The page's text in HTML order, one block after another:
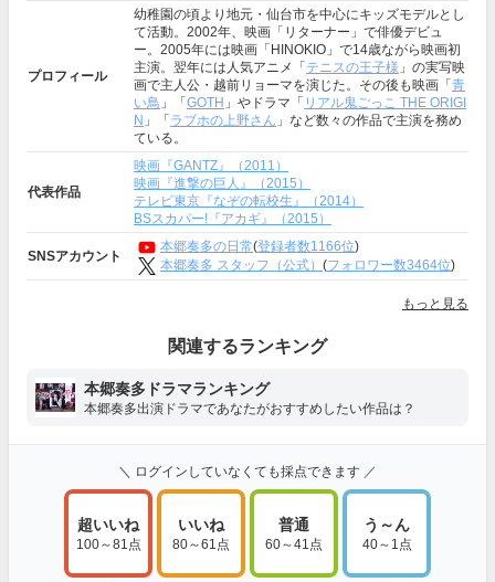
プロフィール
幼稚園の頃より地元・仙台市を中心にキッズモデルとし
て活動。2002年、映画「リターナー」で俳優デビュ
ー。2005年には映画「HINOKIO」で14歳ながら映画初
主演。翌年には人気アニメ「 テニスの王子様 」の実写映
画で主人公・越前リョーマを演じた。その後も映画「 青
い鳥 」「 GOTH 」やドラマ「 リアル鬼ごっこ THE ORIGI
N 」「 ラブホの上野さん 」など数々の作品で主演を務め
ている。
代表作品
映画『GANTZ』（2011）
映画『進撃の巨人』（2015）
テレビ東京『なぞの転校生』（2014）
BSスカパー!『アカギ』（2015）
SNSアカウント
本郷奏多の日常(登録者数1166位)
本郷奏多 スタッフ（公式） (フォロワー数3464位)
もっと見る
関連するランキング
本郷奏多ドラマランキング
本郷奏多出演ドラマであなたがおすすめしたい作品は？
＼ ログインしていなくても採点できます ／
超いいね
100～81点
いいね
80～61点
普通
60～41点
う～ん
40～1点